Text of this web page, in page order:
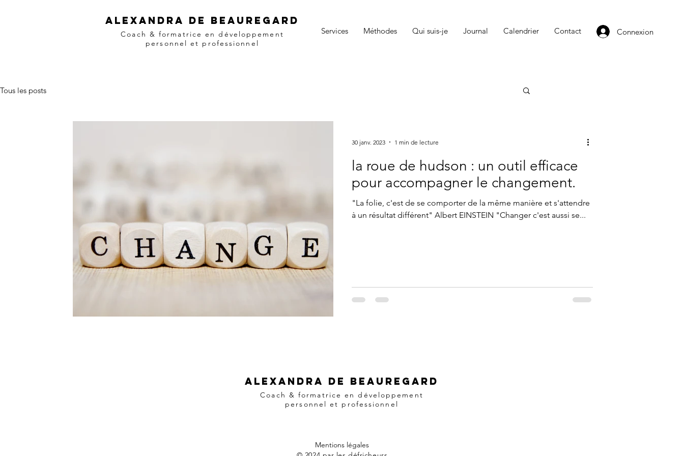
Alexandra de beauregard
Coach & formatrice en développement
personnel et professionnel
Services Méthodes Qui suis-je Journal Calendrier Contact Connexion
Tous les posts
la roue de hudson : un outil efficace
pour accompagner le changement.
"La folie, c'est de se comporter de la même manière et s'attendre
à un résultat différent" Albert EINSTEIN "Changer c'est aussi se...
30 janv. 2023 1 min de lecture
Alexandra de beauregard
Coach & formatrice en développement
personnel et professionnel
Mentions légales